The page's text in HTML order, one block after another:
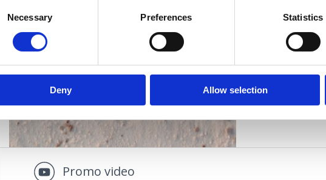
Necessary Preferences Statistics
Deny Allow selection
STRÄNDE
OUTDOOR
Promo video